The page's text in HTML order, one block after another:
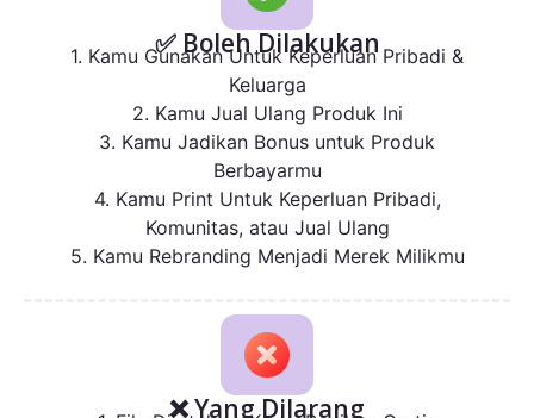
✅ Boleh Dilakukan
1. Kamu Gunakan Untuk Keperluan Pribadi &
Keluarga
2. Kamu Jual Ulang Produk Ini
3. Kamu Jadikan Bonus untuk Produk
Berbayarmu
4. Kamu Print Untuk Keperluan Pribadi,
Komunitas, atau Jual Ulang
5. Kamu Rebranding Menjadi Merek Milikmu
❌ Yang Dilarang